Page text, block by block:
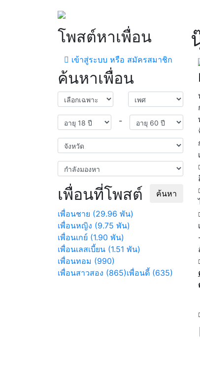
โพสต์หาเพื่อน
เข้าสู่ระบบ หรือ สมัครสมาชิก
ค้นหาเพื่อน
-
ค้นหา
เพื่อนที่โพสต์
เพื่อนชาย (29.96 พัน)
เพื่อนหญิง (9.75 พัน)
เพื่อนเกย์ (1.90 พัน)
เพื่อนเลสเบี้ยน (1.51 พัน)
เพื่อนทอม (990)
เพื่อนสาวสอง (865)เพื่อนดี้ (635)